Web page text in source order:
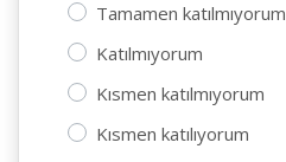
Tamamen katılmıyorum
Katılmıyorum
Kısmen katılmıyorum
Kısmen katılıyorum